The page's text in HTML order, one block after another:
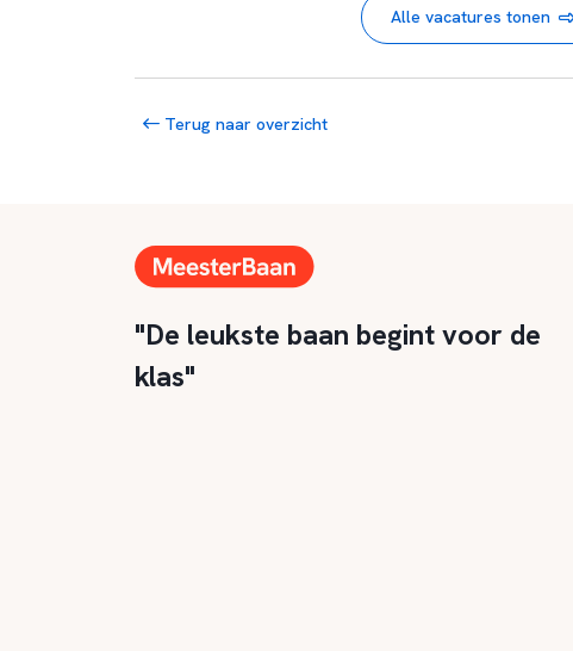
Alle vacatures tonen
Terug naar overzicht
"De leukste baan begint voor de
klas"